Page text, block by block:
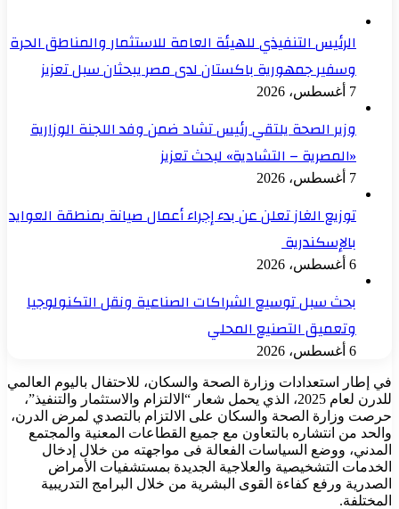
الرئيس التنفيذي للهيئة العامة للاستثمار والمناطق الحرة
وسفير جمهورية باكستان لدى مصر يبحثان سبل تعزيز
7 أغسطس، 2026
وزير الصحة يلتقي رئيس تشاد ضمن وفد اللجنة الوزارية
«المصرية – التشادية» لبحث تعزيز
7 أغسطس، 2026
توزيع الغاز تعلن عن بدء إجراء أعمال صيانة بمنطقة العوايد
بالإسكندرية
6 أغسطس، 2026
بحث سبل توسيع الشراكات الصناعية ونقل التكنولوجيا
وتعميق التصنيع المحلي
6 أغسطس، 2026
في إطار استعدادات وزارة الصحة والسكان، للاحتفال باليوم العالمي
للدرن لعام 2025، الذي يحمل شعار “الالتزام والاستثمار والتنفيذ”،
حرصت وزارة الصحة والسكان على الالتزام بالتصدي لمرض الدرن،
والحد من انتشاره بالتعاون مع جميع القطاعات المعنية والمجتمع
المدني، ووضع السياسات الفعالة فى مواجهته من خلال إدخال
الخدمات التشخيصية والعلاجية الجديدة بمستشفيات الأمراض
الصدرية ورفع كفاءة القوى البشرية من خلال البرامج التدريبية
المختلفة.